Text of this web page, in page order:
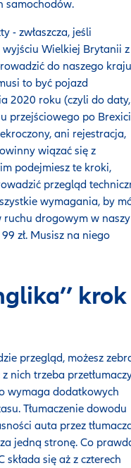
samochodów.
- zwłaszcza, jeśli
Wielkiej Brytanii z
do naszego kraju
to być pojazd
2020 roku (czyli do daty,
przejściowego po
ani rejestracja,
wiązać się z
podejmiesz te kroki,
przegląd
wymagania, by
ruchu drogowym w
zł. Musisz na niego
krok
przegląd, możesz
nich trzeba
wymaga dodatkowych
Tłumaczenie dowodu
auta przez
jedną stronę. Co
się aż z czterech